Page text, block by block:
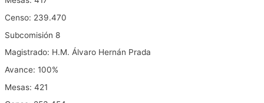
Censo: 239.470
Subcomisión 8
Magistrado: H.M. Álvaro Hernán Prada
Avance: 100%
Mesas: 421